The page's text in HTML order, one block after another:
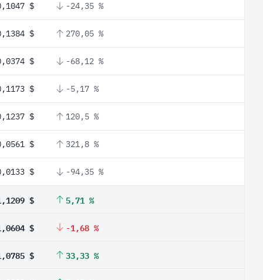
$ -24,35 %
$ 270,05 %
$ -68,12 %
$ -5,17 %
$ 120,5 %
$ 321,8 %
$ -94,35 %
$ 5,71 %
$ -1,68 %
$ 33,33 %